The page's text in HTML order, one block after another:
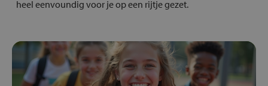
heel eenvoundig voor je op een rijtje gezet.